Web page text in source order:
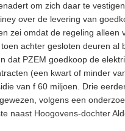
om zich daar te
over de levering van
zei omdat de regeling alleen
achter gesloten deuren al
dat PZEM goedkoop de
(een kwart of minder
van f 60 miljoen. Drie
volgens een
naast Hoogovens-dochter